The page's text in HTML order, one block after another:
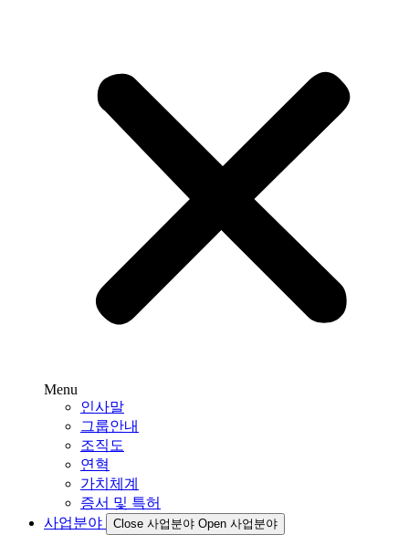
Menu
인사말
그룹안내
조직도
연혁
가치체계
증서 및 특허
사업분야
Close 사업분야 Open 사업분야